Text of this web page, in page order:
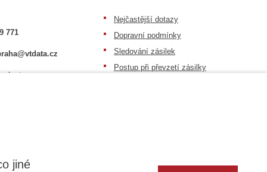
jiné
771
Nejčastější dotazy
Dopravní podmínky
Sledování zásilek
Postup při převzetí zásilky